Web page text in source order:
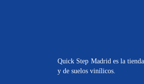
Quick Step Madrid es la
y de suelos vinílicos.